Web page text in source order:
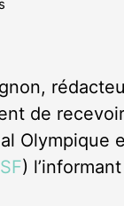
de
Olympique
)